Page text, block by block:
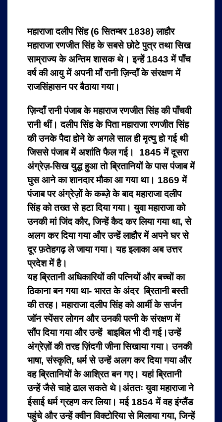
महाराजा दलीप सिंह (6 सितम्बर 1838) लाहौर
महाराजा रणजीत सिंह के सबसे छोटे पुत्र तथा सिख
साम्राज्य के अन्तिम शासक थे। इन्हें 1843 में पाँच
वर्ष की आयु में अपनी माँ रानी ज़िन्दाँ के संरक्षण में
राजसिंहासन पर बैठाया गया।
ज़िन्दाँ रानी पंजाब के महाराज रणजीत सिंह की पाँचवी
रानी थीं। दलीप सिंह के पिता महाराजा रणजीत सिंह
की उनके पैदा होने के अगले साल ही मृत्यु हो गई थी
जिससे पंजाब में अशांति फैल गई। 1845 में दूसरा
अंग्रेज़-सिख युद्ध हुआ तो ब्रितानियों के पास पंजाब में
घुस आने का शानदार मौका आ गया था। 1869 में
पंजाब पर अंग्रेज़ों के कब्ज़े के बाद महाराजा दलीप
सिंह को तख्त से हटा दिया गया। युवा महाराजा को
उनकी मां जिंद कौर, जिन्हें कैद कर लिया गया था, से
अलग कर दिया गया और उन्हें लाहौर में अपने घर से
दूर फ़तेहगढ़ ले जाया गया। यह इलाका अब उत्तर
प्रदेश में है।
यह ब्रितानी अधिकारियों की पत्नियों और बच्चों का
ठिकाना बन गया था- भारत के अंदर ब्रितानी बस्ती
की तरह। महाराजा दलीप सिंह को आर्मी के सर्जन
जॉन स्पेंसर लोगन और उनकी पत्नी के संरक्षण में
सौंप दिया गया और उन्हें बाइबिल भी दी गई।उन्हें
अंग्रेज़ों की तरह ज़िंदगी जीना सिखाया गया। उनकी
भाषा, संस्कृति, धर्म से उन्हें अलग कर दिया गया और
वह ब्रितानियों के आश्रित बन गए। यहां ब्रितानी
उन्हें जैसे चाहे ढाल सकते थे।अंततः युवा महाराजा ने
ईसाई धर्म ग्रहण कर लिया। मई 1854 में वह इंग्लैंड
पहुंचे और उन्हें क्वीन विक्टोरिया से मिलाया गया, जिन्हें